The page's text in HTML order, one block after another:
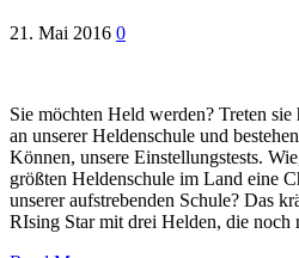
21. Mai 2016 0
Sie möchten Held werden? Treten
an unserer Heldenschule und
Können, unsere Einstellungstests.
größten Heldenschule im Land eine
unserer aufstrebenden Schule? Das
RIsing Star mit drei Helden, die